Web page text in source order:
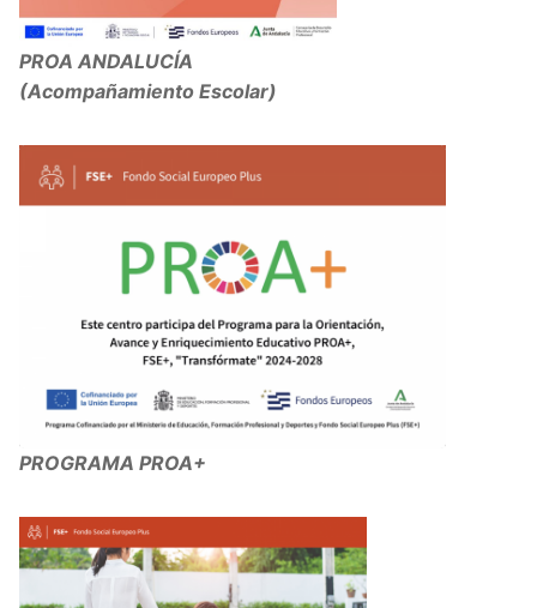
PROA ANDALUCÍA
(Acompañamiento Escolar)
PROGRAMA PROA+